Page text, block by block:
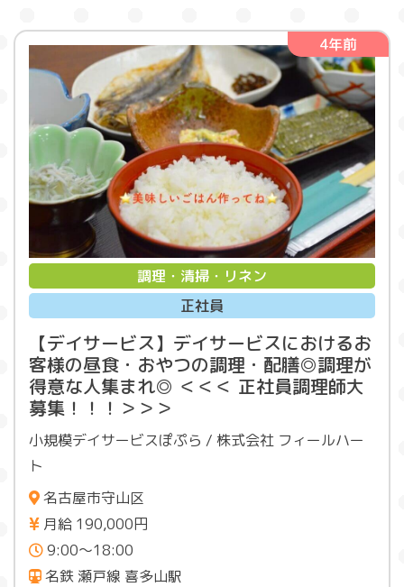
4年前
調理・清掃・リネン
正社員
【デイサービス】デイサービスにおけるお
客様の昼食・おやつの調理・配膳◎調理が
得意な人集まれ◎ ＜＜＜ 正社員調理師大
募集！！！＞＞＞
小規模デイサービスぽぷら / 株式会社 フィールハー
ト
名古屋市守山区
月給 190,000円
9:00〜18:00
名鉄 瀬戸線 喜多山駅